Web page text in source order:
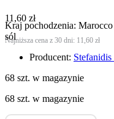
11,60 zł
Najniższa cena z 30 dni: 11,60 zł
Kraj pochodzenia:
sól
Producent:
68 szt. w magazynie
68 szt. w magazynie